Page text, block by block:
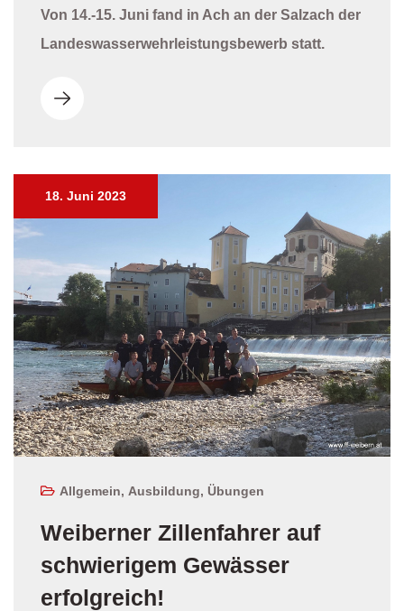
Von 14.-15. Juni fand in Ach an der Salzach der
Landeswasserwehrleistungsbewerb statt.
18. Juni 2023
Allgemein, Ausbildung, Übungen
Weiberner Zillenfahrer auf
schwierigem Gewässer
erfolgreich!